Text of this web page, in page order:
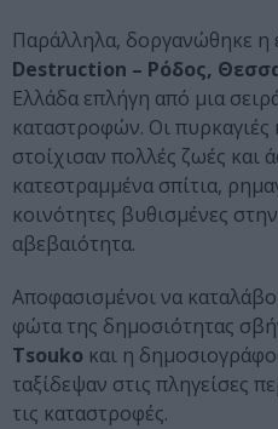
Παράλληλα, δοργανώθηκε
Destruction – Ρόδος,
Ελλάδα επλήγη από μια
καταστροφών. Οι πυρκαγιές
στοίχισαν πολλές ζωές και
κατεστραμμένα σπίτια,
κοινότητες βυθισμένες
αβεβαιότητα.
Αποφασισμένοι να
φώτα της δημοσιότητας
Tsouko και η
ταξίδεψαν στις πληγείσες
τις καταστροφές.